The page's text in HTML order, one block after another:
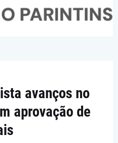
avanços no
aprovação de